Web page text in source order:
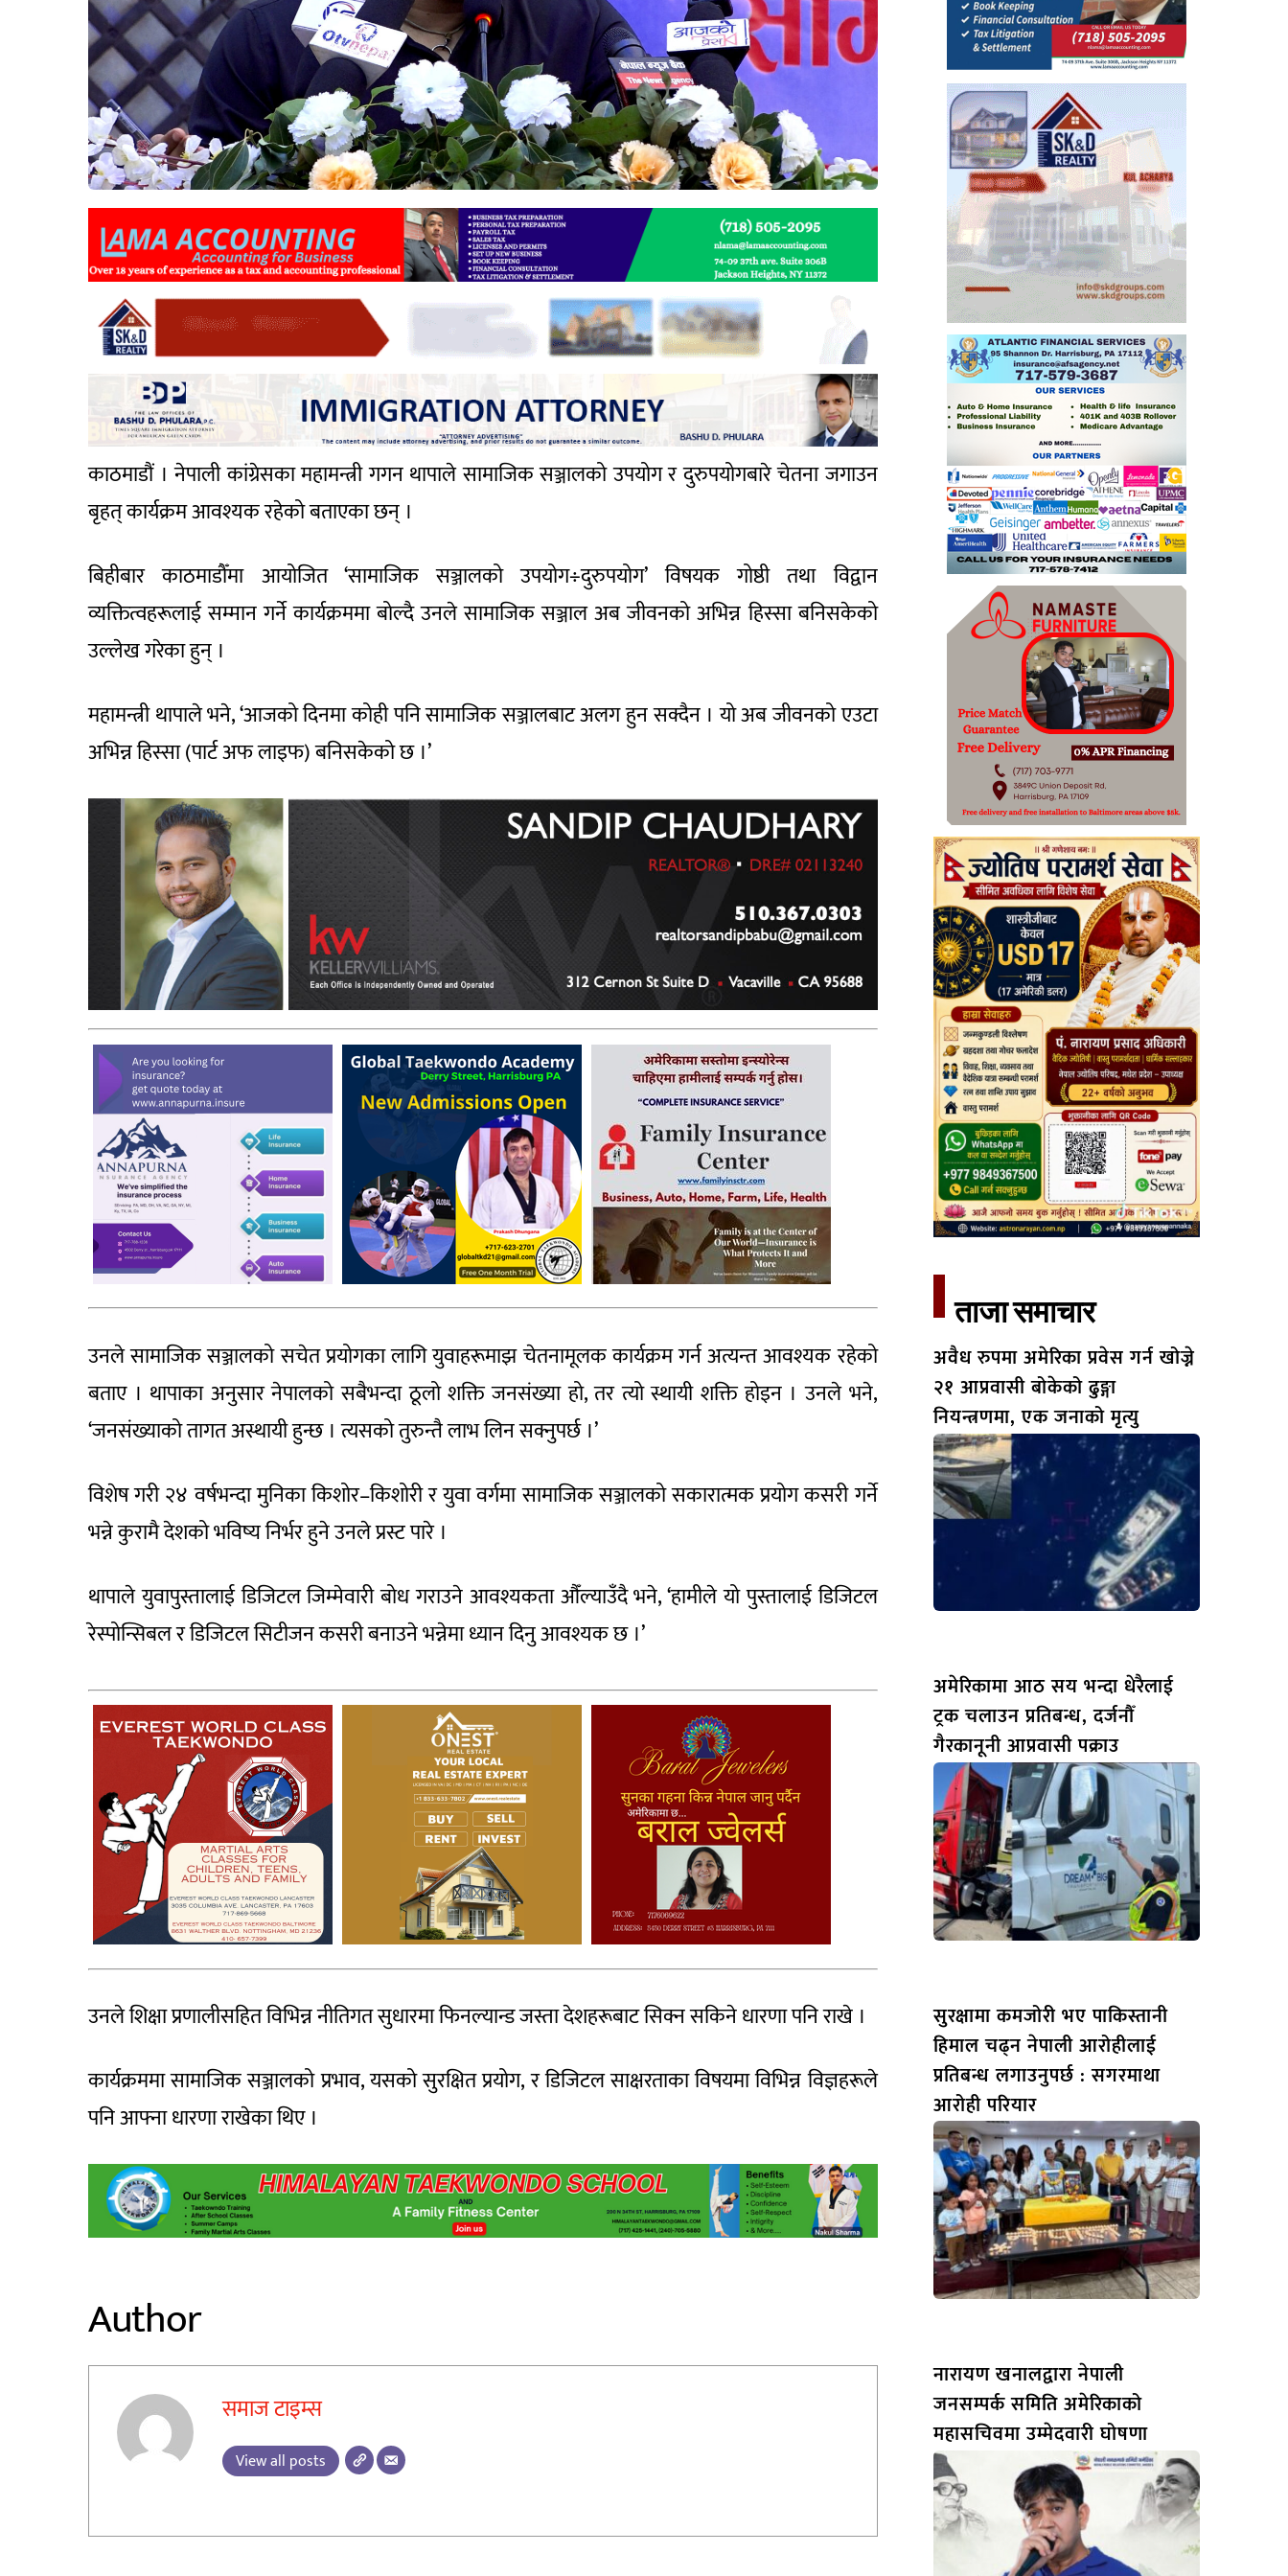
काठमाडौं । नेपाली कांग्रेसका महामन्त्री गगन थापाले सामाजिक सञ्जालको उपयोग र दुरुपयोगबारे चेतना जगाउन
बृहत् कार्यक्रम आवश्यक रहेको बताएका छन् ।
बिहीबार काठमाडौँमा आयोजित ‘सामाजिक सञ्जालको उपयोग÷दुरुपयोग’ विषयक गोष्ठी तथा विद्वान
व्यक्तित्वहरूलाई सम्मान गर्ने कार्यक्रममा बोल्दै उनले सामाजिक सञ्जाल अब जीवनको अभिन्न हिस्सा बनिसकेको
उल्लेख गरेका हुन् ।
महामन्त्री थापाले भने, ‘आजको दिनमा कोही पनि सामाजिक सञ्जालबाट अलग हुन सक्दैन । यो अब जीवनको एउटा
अभिन्न हिस्सा (पार्ट अफ लाइफ) बनिसकेको छ ।’
उनले सामाजिक सञ्जालको सचेत प्रयोगका लागि युवाहरूमाझ चेतनामूलक कार्यक्रम गर्न अत्यन्त आवश्यक रहेको
बताए । थापाका अनुसार नेपालको सबैभन्दा ठूलो शक्ति जनसंख्या हो, तर त्यो स्थायी शक्ति होइन । उनले भने,
‘जनसंख्याको तागत अस्थायी हुन्छ । त्यसको तुरुन्तै लाभ लिन सक्नुपर्छ ।’
विशेष गरी २४ वर्षभन्दा मुनिका किशोर–किशोरी र युवा वर्गमा सामाजिक सञ्जालको सकारात्मक प्रयोग कसरी गर्ने
भन्ने कुरामै देशको भविष्य निर्भर हुने उनले प्रस्ट पारे ।
थापाले युवापुस्तालाई डिजिटल जिम्मेवारी बोध गराउने आवश्यकता औँल्याउँदै भने, ‘हामीले यो पुस्तालाई डिजिटल
रेस्पोन्सिबल र डिजिटल सिटीजन कसरी बनाउने भन्नेमा ध्यान दिनु आवश्यक छ ।’
उनले शिक्षा प्रणालीसहित विभिन्न नीतिगत सुधारमा फिनल्यान्ड जस्ता देशहरूबाट सिक्न सकिने धारणा पनि राखे ।
कार्यक्रममा सामाजिक सञ्जालको प्रभाव, यसको सुरक्षित प्रयोग, र डिजिटल साक्षरताका विषयमा विभिन्न विज्ञहरूले
पनि आफ्ना धारणा राखेका थिए ।
Author
समाज टाइम्स
View all posts
ताजा समाचार​
अवैध रुपमा अमेरिका प्रवेस गर्न खोज्ने
२१ आप्रवासी बोकेको ढुङ्गा
नियन्त्रणमा, एक जनाको मृत्यु
अमेरिकामा आठ सय भन्दा धेरैलाई
ट्रक चलाउन प्रतिबन्ध, दर्जनौँ
गैरकानूनी आप्रवासी पक्राउ
सुरक्षामा कमजोरी भए पाकिस्तानी
हिमाल चढ्न नेपाली आरोहीलाई
प्रतिबन्ध लगाउनुपर्छ : सगरमाथा
आरोही परियार
नारायण खनालद्वारा नेपाली
जनसम्पर्क समिति अमेरिकाको
महासचिवमा उम्मेदवारी घोषणा